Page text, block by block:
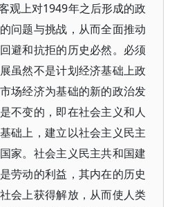
观上对1949年之后形成的政
问题与挑战，从而全面推动
避和抗拒的历史必然。必须
虽然不是计划经济基础上政
场经济为基础的新的政治发
不变的，即在社会主义和人
础上，建立以社会主义民主
家。社会主义民主共和国建
劳动的利益，其内在的历史
会上获得解放，从而使人类